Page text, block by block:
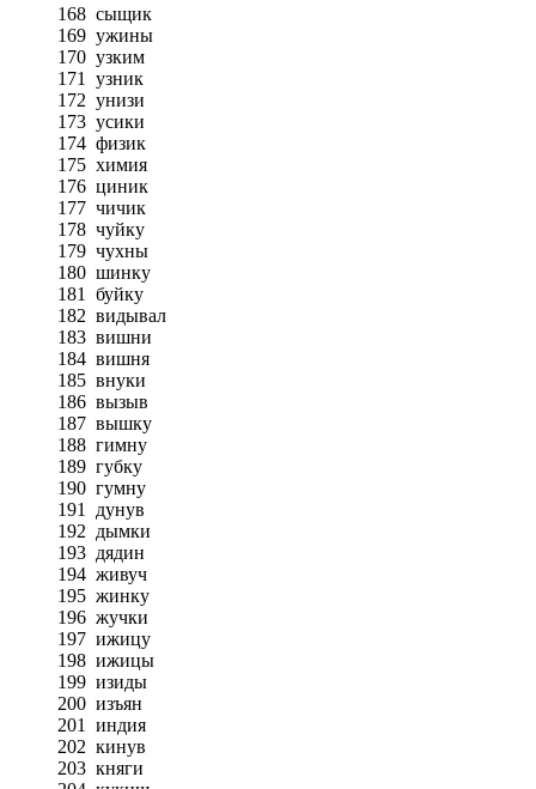
168 сыщик
169 ужины
170 узким
171
узник
172 унизи
173 усики
174 физик
175 химия
176 циник
177 чичик
178 чуйку
179 чухны
180 шинку
181
буйку
182 видывал
183 вишни
184 вишня
185 внуки
186 вызыв
187 вышку
188 гимну
189 губку
190 гумну
191
дунув
192 дымки
193 дядин
194 живуч
195 жинку
196 жучки
197 ижицу
198 ижицы
199 изиды
200 изъян
201
индия
202 кинув
203 княги